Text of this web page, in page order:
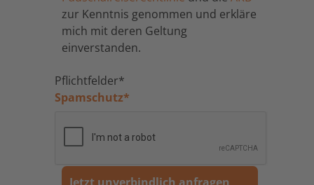
zur Kenntnis genommen und erkläre
mich mit deren Geltung
einverstanden.
Pflichtfelder*
Spamschutz*